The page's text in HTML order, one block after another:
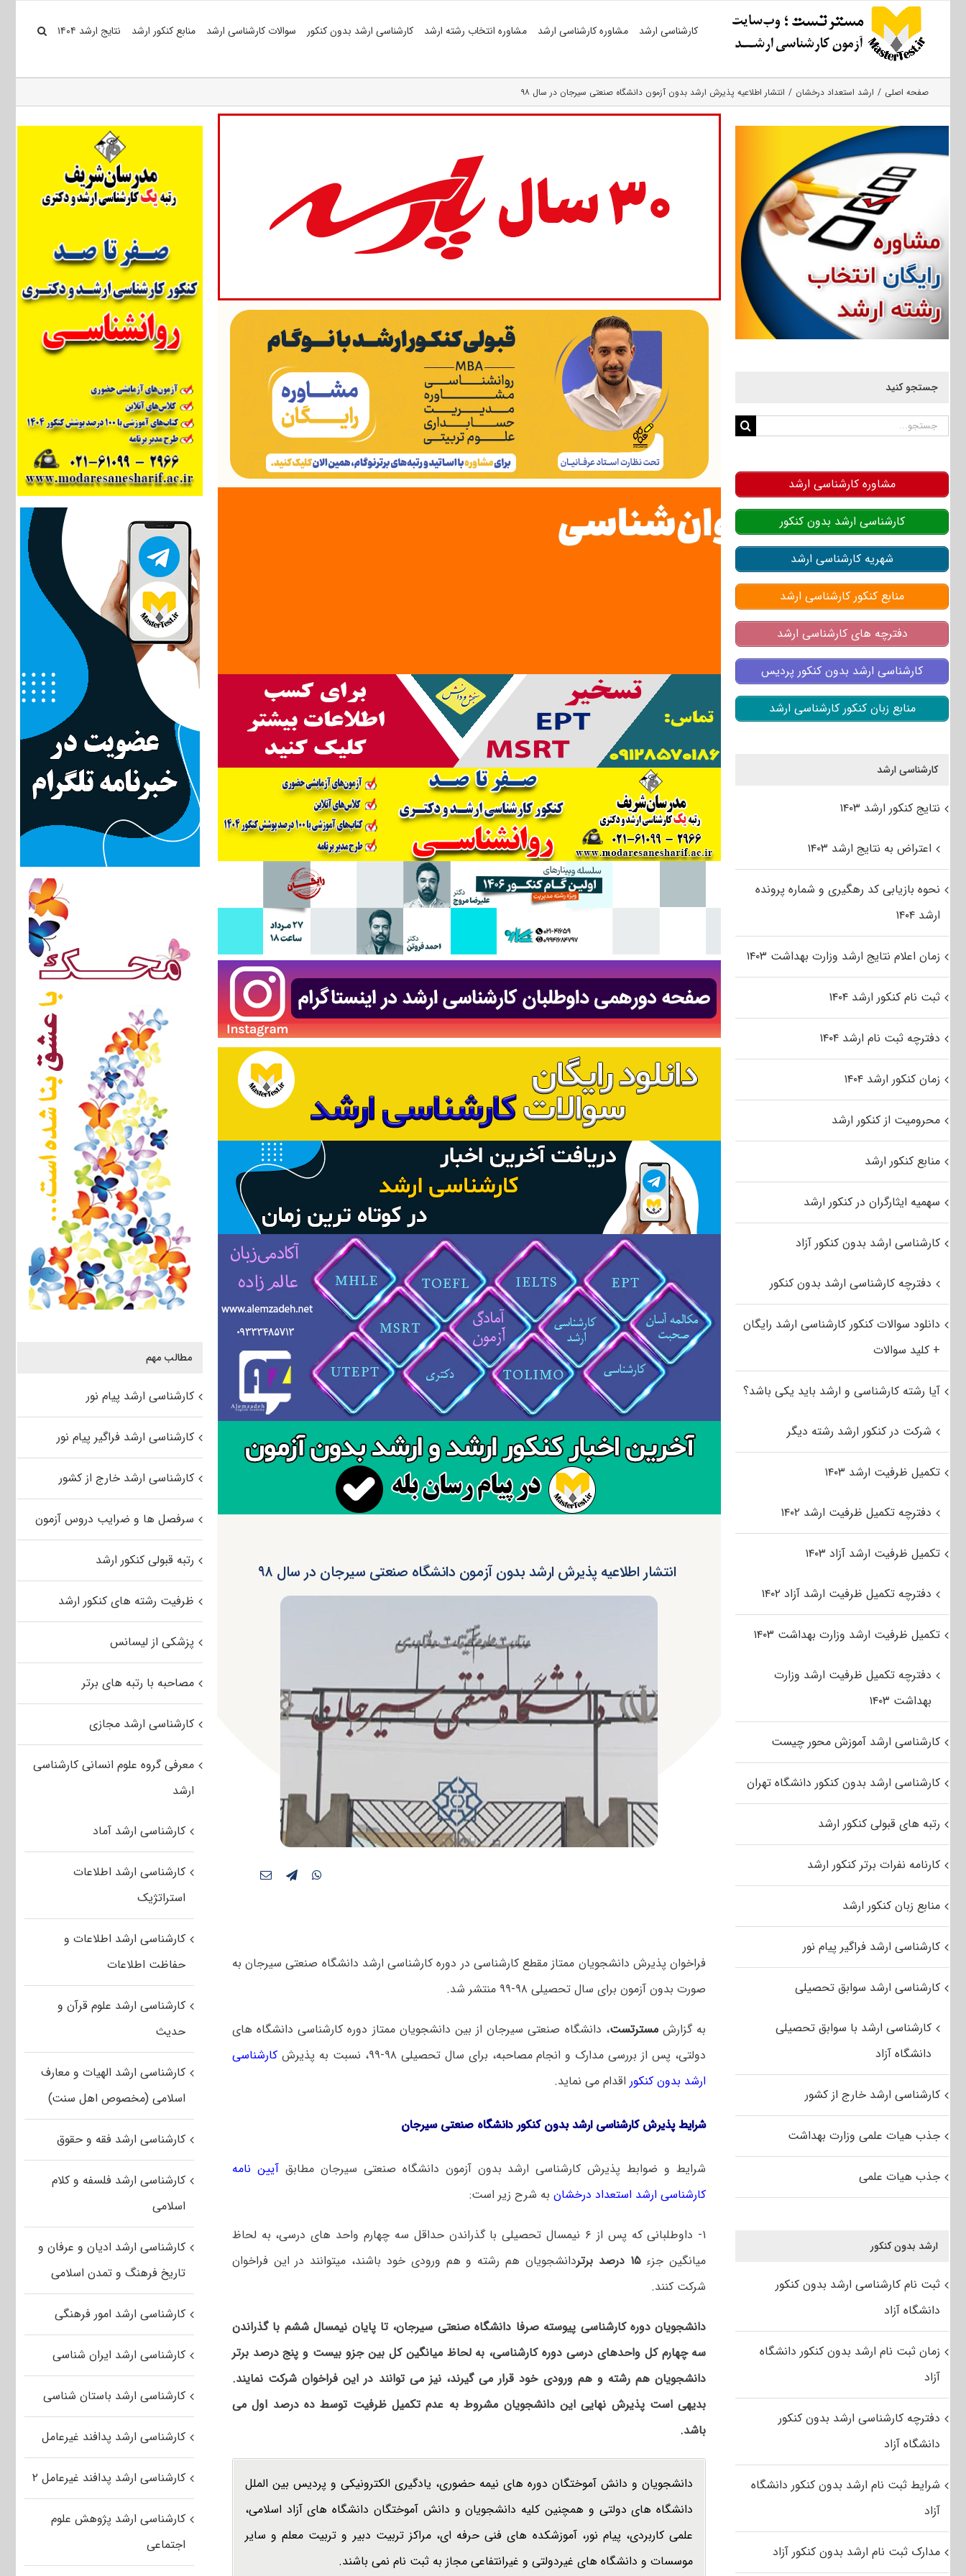
کارشناسی ارشد مشاوره کارشناسی ارشد مشاوره انتخاب رشته ارشد کارشناسی ارشد بدون کنکور سوالات کارشناسی ارشد منابع کنکور ارشد نتایج ارشد ۱۴۰۴
صفحه اصلی ارشد استعداد درخشان انتشار اطلاعیه پذیرش ارشد بدون آزمون دانشگاه صنعتی سیرجان در سال ۹۸
انتشار اطلاعیه پذیرش ارشد بدون آزمون دانشگاه صنعتی سیرجان در سال ۹۸
فراخوان پذیرش دانشجویان ممتاز مقطع کارشناسی در دوره کارشناسی ارشد دانشگاه صنعتی سیرجان به
صورت بدون آزمون برای سال تحصیلی ۹۸-۹۹ منتشر شد.
به گزارشمسترتست، دانشگاه صنعتی سیرجان از بین دانشجویان ممتاز دوره کارشناسی دانشگاه­ های
دولتی، پس از بررسی مدارک و انجام مصاحبه، برای سال تحصیلی ۹۸-۹۹، نسبت به پذیرش
کارشناسی
ارشد بدون کنکوراقدام می ­نماید.
شرایط پذیرش کارشناسی ارشد بدون کنکور دانشگاه صنعتی سیرجان
شرایط و ضوابط پذیرش کارشناسی ارشد بدون آزمون دانشگاه صنعتی سیرجان مطابقآیین نامه
کارشناسی ارشد استعداد درخشان به شرح زیر است:
۱- داوطلبانی که پس از ۶ نیمسال تحصیلی با گذراندن حداقل سه چهارم واحد های درسی، به لحاظ
میانگین جزء۱۵ درصد برتر
دانشجویان هم رشته و هم ورودی خود باشند، می­توانند در این فراخوان
شرکت کنند.
دانشجویان دوره کارشناسی پیوسته صرفا دانشگاه صنعتی سیرجان، تا پایان نیمسال ششم با گذراندن
سه چهارم کل واحدهای درسی دوره کارشناسی، به لحاظ میانگین کل بین جزو بیست و پنج درصد برتر
دانشجویان هم رشته و هم ورودی خود قرار می گیرند، نیز می توانند در این فراخوان شرکت نمایند.
بدیهی است پذیرش نهایی این دانشجویان مشروط به عدم تکمیل ظرفیت توسط ده درصد اول می
باشد.
دانشجویان و دانش آموختگان دوره ­های نیمه حضوری، یادگیری الکترونیکی و پردیس بین ­الملل
دانشگاه ­های دولتی و هم­چنین کلیه دانشجویان و دانش­ آموختگان دانشگاه­ های آزاد اسلامی،
علمی کاربردی، پیام نور، آموزشکد­ه­ های فنی حرفه­ ای، مراکز تربیت دبیر و تربیت معلم و سایر
موسسات و دانشگاه­ های غیردولتی و غیرانتفاعی مجاز به ثبت نام نمی­ باشند.
مطالب مهم
کارشناسی ارشد پیام نور
کارشناسی ارشد فراگیر پیام نور
کارشناسی ارشد خارج از کشور
سرفصل ها و ضرایب دروس آزمون
رتبه قبولی کنکور ارشد
ظرفیت رشته های کنکور ارشد
پزشکی از لیسانس
مصاحبه با رتبه های برتر
کارشناسی ارشد مجازی
معرفی گروه علوم انسانی کارشناسی
ارشد
کارشناسی ارشد آماد
کارشناسی ارشد اطلاعات
استراتژیک
کارشناسی ارشد اطلاعات و
حفاظت اطلاعات
کارشناسی ارشد علوم قرآن و
حدیث
کارشناسی ارشد الهیات و معارف
اسلامی (مخصوص اهل سنت)
کارشناسی ارشد فقه و حقوق
کارشناسی ارشد فلسفه و کلام
اسلامی
کارشناسی ارشد ادیان و عرفان و
تاریخ فرهنگ و تمدن اسلامی
کارشناسی ارشد امور فرهنگی
کارشناسی ارشد ایران شناسی
کارشناسی ارشد باستان شناسی
کارشناسی ارشد پدافند غیرعامل
کارشناسی ارشد پدافند غیرعامل ۲
کارشناسی ارشد پژوهش علوم
اجتماعی
جستجو کنید
جستجو
مشاوره کارشناسی ارشد
کارشناسی ارشد بدون کنکور
شهریه کارشناسی ارشد
منابع کنکور کارشناسی ارشد
دفترچه های کارشناسی ارشد
کارشناسی ارشد بدون کنکور پردیس
منابع زبان کنکور کارشناسی ارشد
کارشناسی ارشد
نتایج کنکور ارشد ۱۴۰۳
اعتراض به نتایج ارشد ۱۴۰۳
نحوه بازیابی کد رهگیری و شماره پرونده
ارشد ۱۴۰۴
زمان اعلام نتایج ارشد وزارت بهداشت ۱۴۰۳
ثبت نام کنکور ارشد ۱۴۰۴
دفترچه ثبت نام ارشد ۱۴۰۴
زمان کنکور ارشد ۱۴۰۴
محرومیت از کنکور ارشد
منابع کنکور ارشد
سهمیه ایثارگران در کنکور ارشد
کارشناسی ارشد بدون کنکور آزاد
دفترچه کارشناسی ارشد بدون کنکور
دانلود سوالات کنکور کارشناسی ارشد رایگان
+ کلید سوالات
آیا رشته کارشناسی و ارشد باید یکی باشد؟
شرکت در کنکور ارشد رشته دیگر
تکمیل ظرفیت ارشد ۱۴۰۳
دفترچه تکمیل ظرفیت ارشد ۱۴۰۲
تکمیل ظرفیت ارشد آزاد ۱۴۰۳
دفترچه تکمیل ظرفیت ارشد آزاد ۱۴۰۲
تکمیل ظرفیت ارشد وزارت بهداشت ۱۴۰۳
دفترچه تکمیل ظرفیت ارشد وزارت
بهداشت ۱۴۰۳
کارشناسی ارشد آموزش محور چیست
کارشناسی ارشد بدون کنکور دانشگاه تهران
رتبه های قبولی کنکور ارشد
کارنامه نفرات برتر کنکور ارشد
منابع زبان کنکور ارشد
کارشناسی ارشد فراگیر پیام نور
کارشناسی ارشد سوابق تحصیلی
کارشناسی ارشد با سوابق تحصیلی
دانشگاه آزاد
کارشناسی ارشد خارج از کشور
جذب هیات علمی وزارت بهداشت
جذب هیات علمی
ارشد بدون کنکور
ثبت نام کارشناسی ارشد بدون کنکور
دانشگاه آزاد
زمان ثبت نام ارشد بدون کنکور دانشگاه
آزاد
دفترچه کارشناسی ارشد بدون کنکور
دانشگاه آزاد
شرایط ثبت نام ارشد بدون کنکور دانشگاه
آزاد
مدارک ثبت نام ارشد بدون کنکور آزاد